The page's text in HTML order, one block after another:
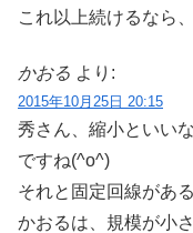
これ以上続けるなら
かおる より:
2015年10月25日 20:15
秀さん、縮小といい
ですね(^o^)
それと固定回線があ
かおるは、規模が小